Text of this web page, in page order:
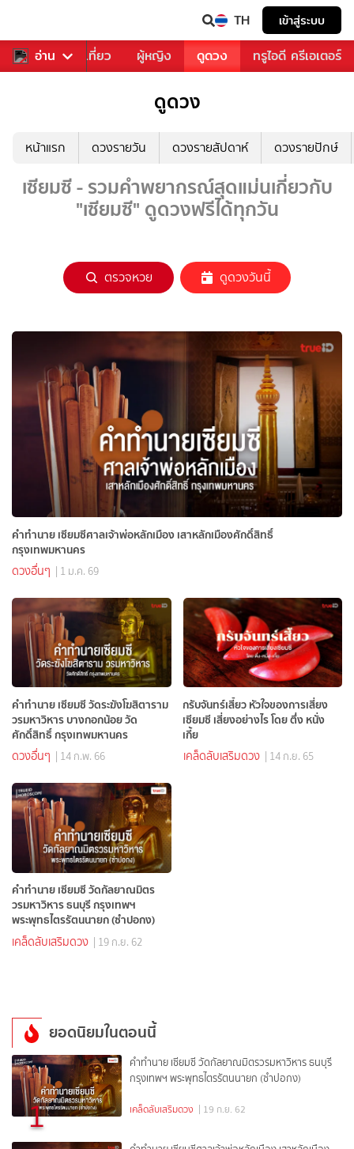
TH เข้าสู่ระบบ
อ่าน
อาหาร ท่องเที่ยว ผู้หญิง ดูดวง ทรูไอดี ครีเอเตอร์
ดูดวง
หน้าแรก ดวงรายวัน ดวงรายสัปดาห์ ดวงรายปักษ์
เซียมซี - รวมคำพยากรณ์สุดแม่นเกี่ยวกับ
"เซียมซี" ดูดวงฟรีได้ทุกวัน
ตรวจหวย ดูดวงวันนี้
คำทำนาย เซียมซีศาลเจ้าพ่อหลักเมือง เสาหลักเมืองศักดิ์สิทธิ์
กรุงเทพมหานคร
ดวงอื่นๆ | 1 ม.ค. 69
คำทำนาย เซียมซี วัดระฆังโฆสิตาราม
วรมหาวิหาร บางกอกน้อย วัด
ศักดิ์สิทธิ์ กรุงเทพมหานคร
ดวงอื่นๆ | 14 ก.พ. 66
กรับจันทร์เสี้ยว หัวใจของการเสี่ยง
เซียมซี เสี่ยงอย่างไร โดย ตึ่ง หนั่ง
เกี้ย
เคล็ดลับเสริมดวง | 14 ก.ย. 65
คำทำนาย เซียมซี วัดกัลยาณมิตร
วรมหาวิหาร ธนบุรี กรุงเทพฯ
พระพุทธไตรรัตนนายก (ซำปอกง)
เคล็ดลับเสริมดวง | 19 ก.ย. 62
ยอดนิยมในตอนนี้
1
คำทำนาย เซียมซี วัดกัลยาณมิตรวรมหาวิหาร ธนบุรี
กรุงเทพฯ พระพุทธไตรรัตนนายก (ซำปอกง)
เคล็ดลับเสริมดวง | 19 ก.ย. 62